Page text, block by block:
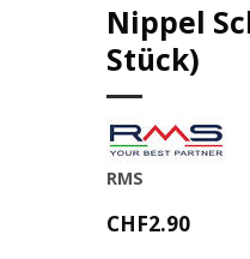
Nippel
Stück)
RMS
CHF2.90